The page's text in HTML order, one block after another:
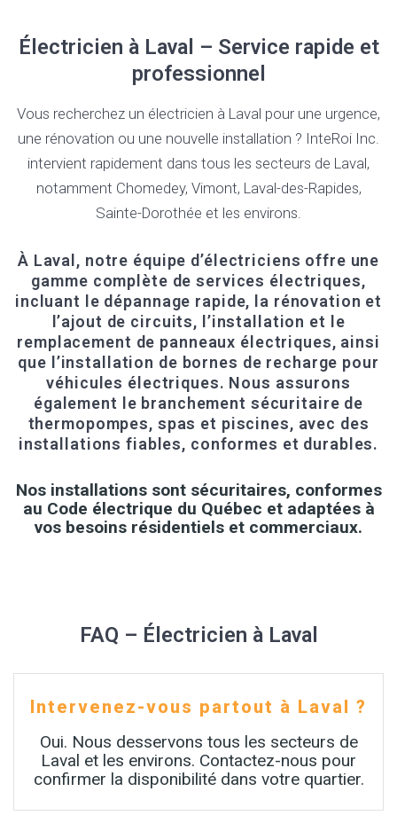
Électricien à Laval – Service rapide et
professionnel
Vous recherchez un électricien à Laval pour une urgence,
une rénovation ou une nouvelle installation ? InteRoi Inc.
intervient rapidement dans tous les secteurs de Laval,
notamment Chomedey, Vimont, Laval-des-Rapides,
Sainte-Dorothée et les environs.
À Laval, notre équipe d’électriciens offre une
gamme complète de services électriques,
incluant le dépannage rapide, la rénovation et
l’ajout de circuits, l’installation et le
remplacement de panneaux électriques, ainsi
que l’installation de bornes de recharge pour
véhicules électriques. Nous assurons
également le branchement sécuritaire de
thermopompes, spas et piscines, avec des
installations fiables, conformes et durables.
Nos installations sont sécuritaires, conformes
au Code électrique du Québec et adaptées à
vos besoins résidentiels et commerciaux.
FAQ – Électricien à Laval
Intervenez-vous partout à Laval ?
Oui. Nous desservons tous les secteurs de
Laval et les environs. Contactez-nous pour
confirmer la disponibilité dans votre quartier.